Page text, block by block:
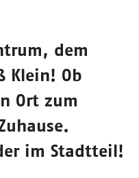
, dem
Klein! Ob
Ort zum
im Stadtteil!